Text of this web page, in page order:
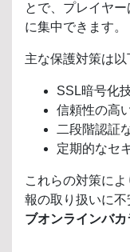
とで、プレイヤ
に集中できます。
主な保護対策は以
SSL暗号化
信頼性の高
二段階認証
定期的なセ
これらの対策に
報の取り扱いに
ブオンラインバカ